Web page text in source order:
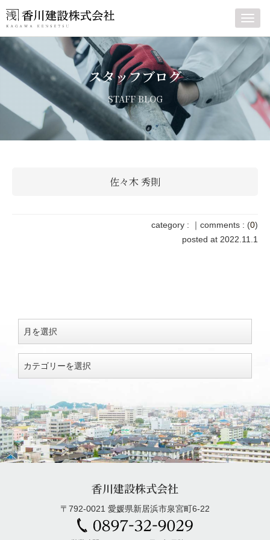
スタッフブログ
STAFF BLOG
佐々木 秀則
category : ｜ comments : (0)
posted at 2022.11.1
香川建設株式会社
〒792-0021 愛媛県新居浜市泉宮町6-22